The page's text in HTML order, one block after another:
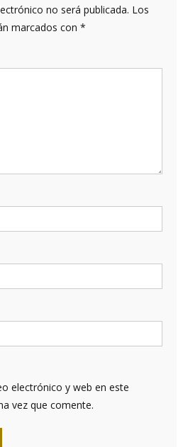
no será publicada. Los
marcados con *
electrónico y web en este
vez que comente.